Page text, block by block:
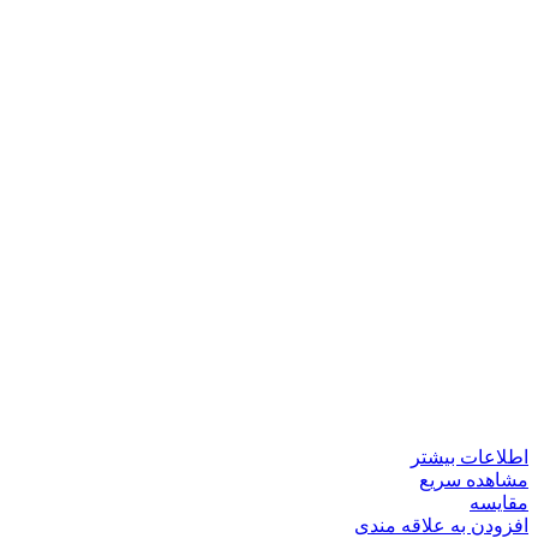
اطلاعات بیشتر
مشاهده سریع
مقایسه
افزودن به علاقه مندی